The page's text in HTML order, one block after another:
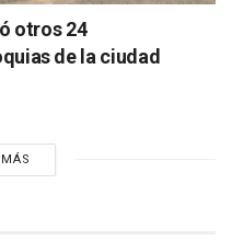
otros 24
de la ciudad